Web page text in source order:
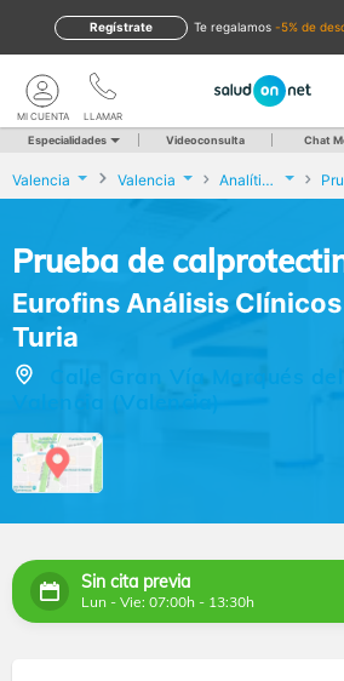
te regalamos -5% de
Regístrate
LLAMAR
MI CUENTA
Especialidades Videoconsulta Chat
Valencia Valencia Analíticas y Genética
Prueba de
Eurofins Análisis
Turia
Calle Gran Vía Marqués
Valencia (Valencia)
Sin cita previa
Lun - Vie: 07:00h - 13:30h